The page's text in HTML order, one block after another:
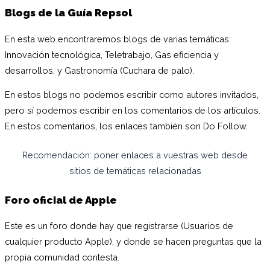
Blogs de la Guía Repsol
En esta web encontraremos blogs de varias temáticas:
Innovación tecnológica, Teletrabajo, Gas eficiencia y
desarrollos, y Gastronomía (Cuchara de palo).
En estos blogs no podemos escribir como autores invitados,
pero sí podemos escribir en los comentarios de los artículos.
En estos comentarios, los enlaces también son Do Follow.
Recomendación: poner enlaces a vuestras web desde
sitios de temáticas relacionadas
Foro oficial de Apple
Este es un foro donde hay que registrarse (Usuarios de
cualquier producto Apple), y donde se hacen preguntas que la
propia comunidad contesta.